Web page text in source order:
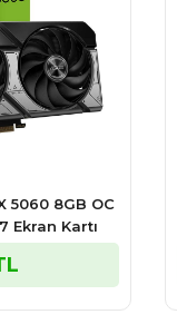
5060 8GB OC
Ekran Kartı